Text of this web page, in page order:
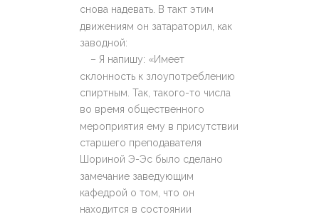
снова надевать. В такт этим
движениям он затараторил, как
заводной:
– Я напишу: «Имеет
склонность к злоупотреблению
спиртным. Так, такого-то числа
во время общественного
мероприятия ему в присутствии
старшего преподавателя
Шориной Э-Эс было сделано
замечание заведующим
кафедрой о том, что он
находится в состоянии